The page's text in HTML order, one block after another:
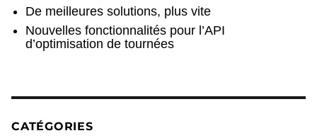
De meilleures solutions, plus vite
Nouvelles fonctionnalités pour l’API
d’optimisation de tournées
CATÉGORIES